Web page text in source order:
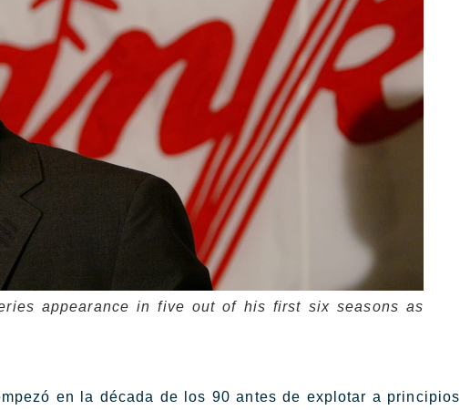
appearance in five out of his first six seasons as
en la década de los 90 antes de explotar a principios